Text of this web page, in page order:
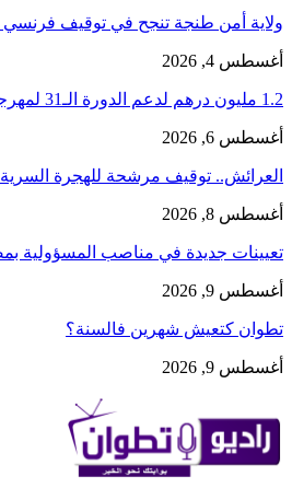
ولاية أمن طنجة تنجح في توقيف فرنسي
أغسطس 4, 2026
1.2 مليون درهم لدعم الدورة الـ31 لمهرجان تطوان لسينما البحر…
أغسطس 6, 2026
العرائش.. توقيف مرشحة للهجرة
أغسطس 8, 2026
تعيينات جديدة في مناصب المسؤولية
أغسطس 9, 2026
تطوان كتعيش شهرين فالسنة؟
أغسطس 9, 2026